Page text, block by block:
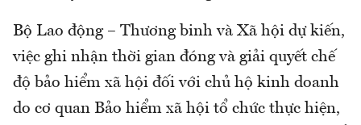
Bộ Lao động – Thương binh và Xã hội dự kiến,
việc ghi nhận thời gian đóng và giải quyết chế
độ bảo hiểm xã hội đối với chủ hộ kinh doanh
do cơ quan Bảo hiểm xã hội tổ chức thực hiện,